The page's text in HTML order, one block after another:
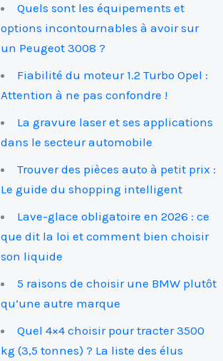
Quels sont les équipements et
options incontournables à avoir sur
un Peugeot 3008 ?
Fiabilité du moteur 1.2 Turbo Opel :
Attention à ne pas confondre !
La gravure laser et ses applications
dans le secteur automobile
Trouver des pièces auto à petit prix :
Le guide du shopping intelligent
Lave-glace obligatoire en 2026 : ce
que dit la loi et comment bien choisir
son liquide
5 raisons de choisir une BMW plutôt
qu’une autre marque
Quel 4×4 choisir pour tracter 3500
kg (3,5 tonnes) ? La liste des élus